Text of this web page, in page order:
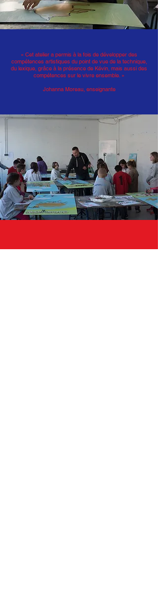
« Cet atelier a permis à la fois de développer des
compétences artistiques du point de vue de la technique,
du lexique, grâce à la présence de Kévin, mais aussi des
compétences sur le vivre ensemble. »
Johanna Moreau, enseignante